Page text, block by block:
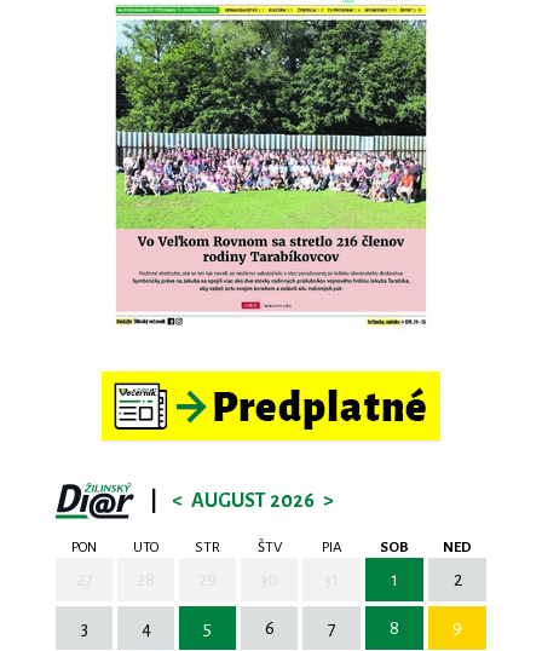
< AUGUST 2026 >
PON UTO STR ŠTV PIA SOB NED
1 2
3 4 5 6 7 8 9